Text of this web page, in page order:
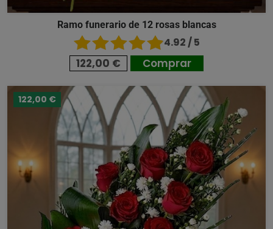
Ramo funerario de 12 rosas blancas
4.92 / 5
122,00 € Comprar
122,00 €